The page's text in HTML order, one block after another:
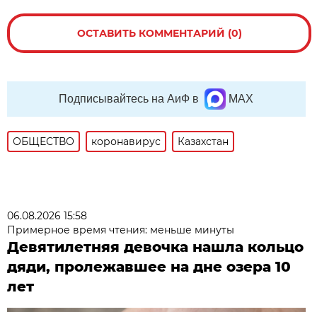
ОСТАВИТЬ КОММЕНТАРИЙ (0)
Подписывайтесь на АиФ в MAX
ОБЩЕСТВО коронавирус Казахстан
06.08.2026 15:58
Примерное время чтения: меньше минуты
Девятилетняя девочка нашла кольцо
дяди, пролежавшее на дне озера 10
лет